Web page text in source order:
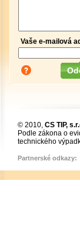
Vaše e-mailová
© 2010, CS TIP,
Podle zákona o
technického
Partnerské odkazy: